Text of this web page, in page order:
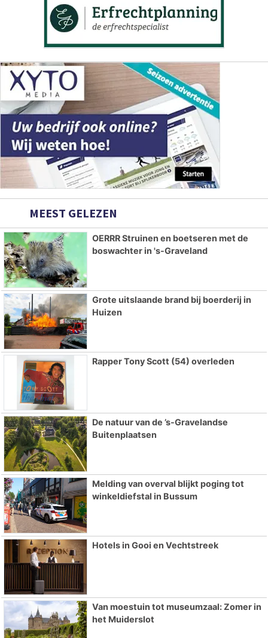
MEEST GELEZEN
OERRR Struinen en boetseren met de
boswachter in 's-Graveland
Grote uitslaande brand bij boerderij in
Huizen
Rapper Tony Scott (54) overleden
De natuur van de ’s-Gravelandse
Buitenplaatsen
Melding van overval blijkt poging tot
winkeldiefstal in Bussum
Hotels in Gooi en Vechtstreek
Van moestuin tot museumzaal: Zomer in
het Muiderslot